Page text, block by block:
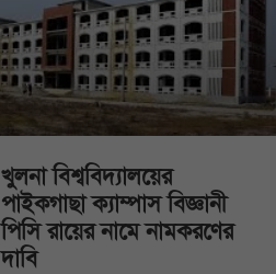
খুলনা বিশ্ববিদ্যালয়ের
পাইকগাছা ক্যাম্পাস বিজ্ঞানী
পিসি রায়ের নামে নামকরণের
দাবি